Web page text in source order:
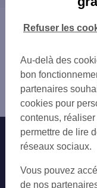
BEZIERS
HOPITAL BEZIERS
SHELL
SHELL
SERIGNAN 98 BD
SERIGNAN
SHELL
CAMPING LE
ST CHINIAN 9 GD
Vous êtes ici : Accueil
Lignan sur Orb
Distributeur/
Nos
Au-delà des
bon
partenaires
cookies pour
contenus,
permettre de lire
réseaux sociaux.
Vous pouvez
de nos
Refuser les